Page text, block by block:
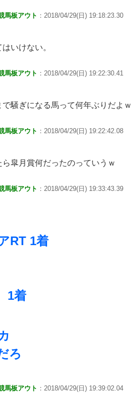
馬板アウト ：2018/04/29(日) 19:18:23.30
いけない。
馬板アウト ：2018/04/29(日) 19:22:30.41
騒ぎになる馬って何年ぶりだよｗ
馬板アウト ：2018/04/29(日) 19:22:42.08
皐月賞何だったのっていうｗ
馬板アウト ：2018/04/29(日) 19:33:43.39
RT 1着
1着
ろ
馬板アウト ：2018/04/29(日) 19:39:02.04